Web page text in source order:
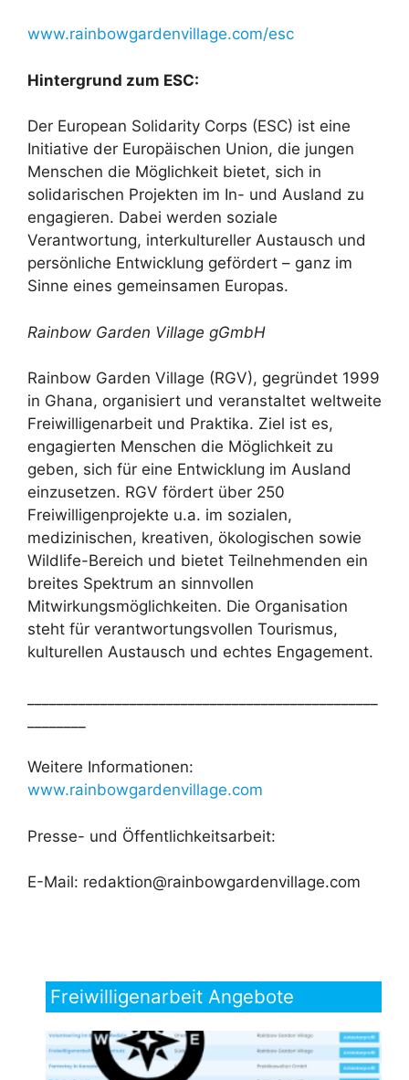
www.rainbowgardenvillage.com/esc
Hintergrund zum ESC:
Der European Solidarity Corps (ESC) ist eine
Initiative der Europäischen Union, die jungen
Menschen die Möglichkeit bietet, sich in
solidarischen Projekten im In- und Ausland zu
engagieren. Dabei werden soziale
Verantwortung, interkultureller Austausch und
persönliche Entwicklung gefördert – ganz im
Sinne eines gemeinsamen Europas.
Rainbow Garden Village gGmbH
Rainbow Garden Village (RGV), gegründet 1999
in Ghana, organisiert und veranstaltet weltweite
Freiwilligenarbeit und Praktika. Ziel ist es,
engagierten Menschen die Möglichkeit zu
geben, sich für eine Entwicklung im Ausland
einzusetzen. RGV fördert über 250
Freiwilligenprojekte u.a. im sozialen,
medizinischen, kreativen, ökologischen sowie
Wildlife-Bereich und bietet Teilnehmenden ein
breites Spektrum an sinnvollen
Mitwirkungsmöglichkeiten. Die Organisation
steht für verantwortungsvollen Tourismus,
kulturellen Austausch und echtes Engagement.
Weitere Informationen:
www.rainbowgardenvillage.com
Presse- und Öffentlichkeitsarbeit:
E-Mail: redaktion@rainbowgardenvillage.com
Freiwilligenarbeit Angebote